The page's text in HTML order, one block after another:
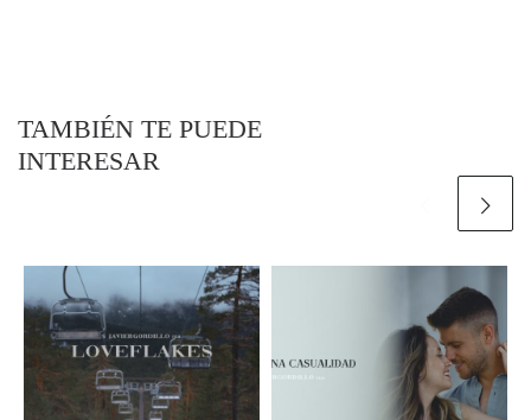
TAMBIÉN TE PUEDE
INTERESAR